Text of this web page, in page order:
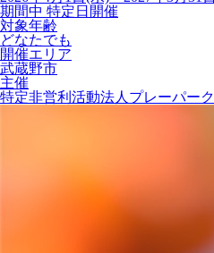
期間中 特定日開催
対象年齢
どなたでも
開催エリア
武蔵野市
主催
特定非営利活動法人プレーパー